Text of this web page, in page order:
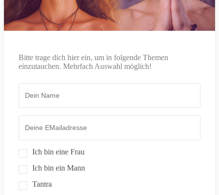
Bitte trage dich hier ein, um in folgende Themen
einzutauchen. Mehrfach Auswahl möglich!
Ich bin eine Frau
Ich bin ein Mann
Tantra